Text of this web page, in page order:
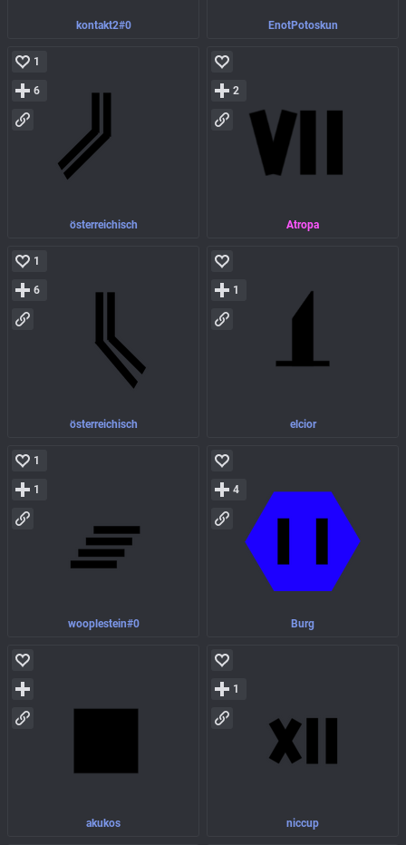
kontakt2#0 EnotPotoskun
österreichisch
1
6
Atropa
2
österreichisch
1
6
elcior
1
wooplestein#0
1
1
Burg
4
akukos niccup
1